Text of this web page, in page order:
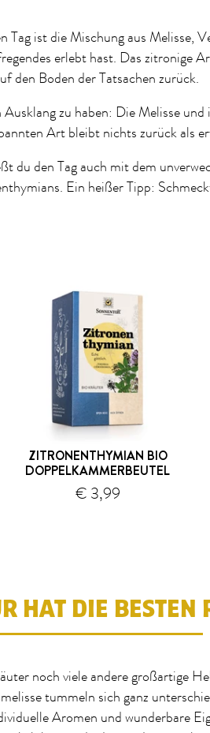
Tag ist die Mischung aus Melisse,
erlebt hast. Das zitronige
den Boden der Tatsachen zurück.
zu haben: Die Melisse und
Art bleibt nichts zurück als
du den Tag auch mit dem
Ein heißer Tipp:
ZITRONENTHYMIAN BIO
DOPPELKAMMERBEUTEL
€ 3,99Versand
HAT DIE BESTEN
noch viele andere großartige
tummeln sich ganz
Aromen und wunderbare